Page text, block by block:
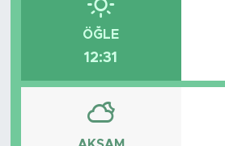
ÖĞLE
12:31
YAZARLAR
POLİTİKA
EKONOMİ